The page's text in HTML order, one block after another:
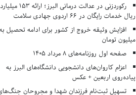
رکوردزنی در عدالت درمانی البرز؛ ارائه ۱۵۳ میلیارد
ریال خدمات رایگان در ۶۶ اردوی جهادی سلامت
میلیون تومان
صفحه اول روزنامه‌های 8 مرداد 1405
اعزام کاروان‌های دانشجویی دانشگاه‌های البرز به
پیاده‌روی اربعین + عکس
تسهیل ثبت‌نام فرزندان شهدا و مجروحان